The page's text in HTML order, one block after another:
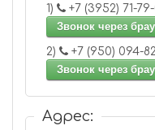
1)
+7 (3952)
Звонок через
2)
+7 (950)
Звонок через
Адрес: